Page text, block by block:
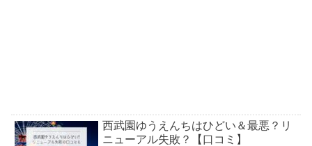
西武園ゆうえんちはひどい＆最悪？リ
ニューアル失敗？【口コミ】